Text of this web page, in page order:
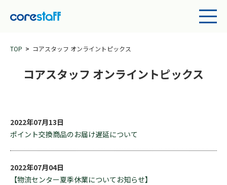
TOP コアスタッフ オンライントピックス
コアスタッフ オンライントピックス
2022年07月13日
ポイント交換商品のお届け遅延について
2022年07月04日
【物流センター夏季休業についてお知らせ】